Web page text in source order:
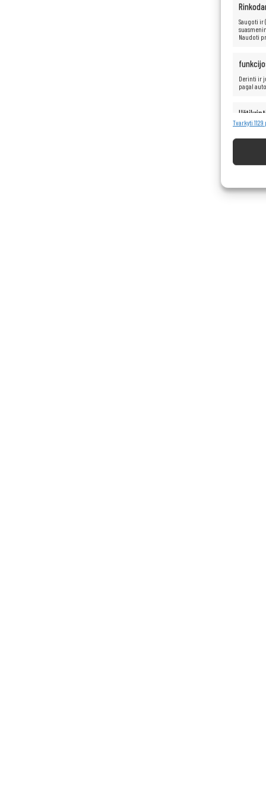
Saugoti ir
Naudoti
Derinti ir
pagal
turinio
Tvarkyti